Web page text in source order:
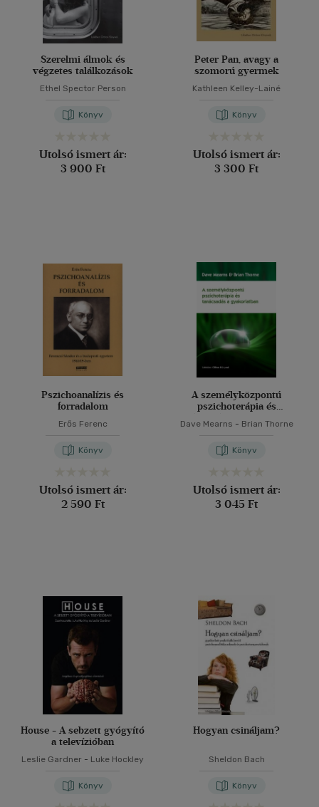
Szerelmi álmok és
végzetes találkozások
Ethel Spector Person
Könyv
Utolsó ismert ár:
3 900 Ft
Peter Pan, avagy a
szomorú gyermek
Kathleen Kelley-Lainé
Könyv
Utolsó ismert ár:
3 300 Ft
Pszichoanalízis és
forradalom
Erős Ferenc
Könyv
Utolsó ismert ár:
2 590 Ft
A személyközpontú
pszichoterápia és
Dave Mearns - Brian Thorne
Könyv
Utolsó ismert ár:
3 045 Ft
House - A sebzett gyógyító
a televízióban
Leslie Gardner - Luke Hockley
Könyv
Hogyan csináljam?
Sheldon Bach
Könyv